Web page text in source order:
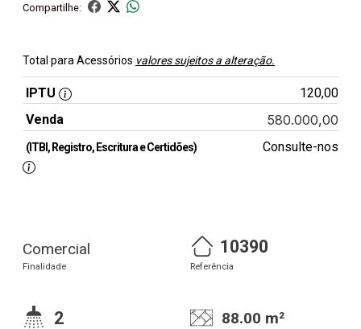
Compartilhe:
Total para Acessórios valores sujeitos a alteração.
IPTU
120,00
Venda
580.000,00
(ITBI, Registro, Escritura e Certidões) Consulte-nos
Comercial
Finalidade
10390
Referência
2 88.00 m²